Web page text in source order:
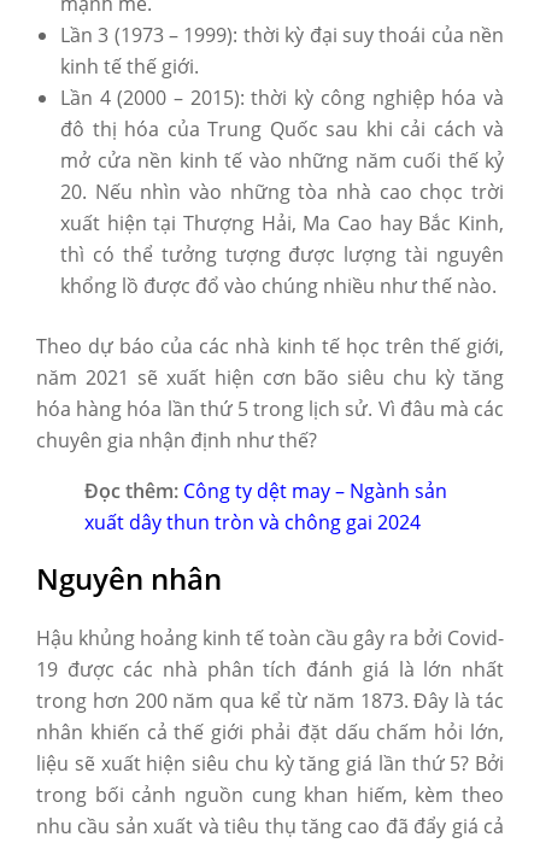
Lần 3 (1973 – 1999): thời kỳ đại suy thoái của nền
kinh tế thế giới.
Lần 4 (2000 – 2015): thời kỳ công nghiệp hóa và
đô thị hóa của Trung Quốc sau khi cải cách và
mở cửa nền kinh tế vào những năm cuối thế kỷ
20. Nếu nhìn vào những tòa nhà cao chọc trời
xuất hiện tại Thượng Hải, Ma Cao hay Bắc Kinh,
thì có thể tưởng tượng được lượng tài nguyên
khổng lồ được đổ vào chúng nhiều như thế nào.
Theo dự báo của các nhà kinh tế học trên thế giới,
năm 2021 sẽ xuất hiện cơn bão siêu chu kỳ tăng
hóa hàng hóa lần thứ 5 trong lịch sử. Vì đâu mà các
chuyên gia nhận định như thế?
Đọc thêm: Công ty dệt may – Ngành sản
xuất dây thun tròn và chông gai 2024
Nguyên nhân
Hậu khủng hoảng kinh tế toàn cầu gây ra bởi Covid-
19 được các nhà phân tích đánh giá là lớn nhất
trong hơn 200 năm qua kể từ năm 1873. Đây là tác
nhân khiến cả thế giới phải đặt dấu chấm hỏi lớn,
liệu sẽ xuất hiện siêu chu kỳ tăng giá lần thứ 5? Bởi
trong bối cảnh nguồn cung khan hiếm, kèm theo
nhu cầu sản xuất và tiêu thụ tăng cao đã đẩy giá cả